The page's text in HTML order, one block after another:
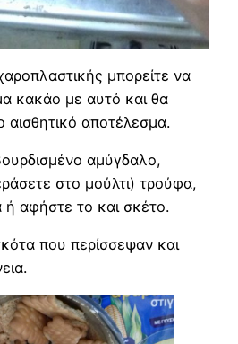
μπορείτε να
κακάο με αυτό και θα
αισθητικό αποτέλεσμα.
αμύγδαλο,
στο μούλτι) τρούφα,
ή αφήστε το και σκέτο.
που περίσσεψαν και